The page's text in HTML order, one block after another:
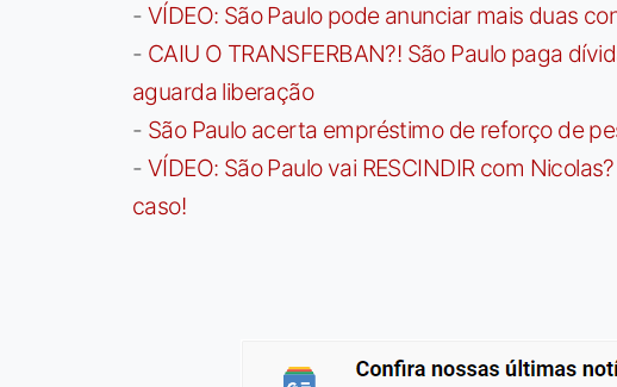
- VÍDEO: São Paulo pode anunciar mais duas
- CAIU O TRANSFERBAN?! São Paulo paga
aguarda liberação
- São Paulo acerta empréstimo de reforço de
- VÍDEO: São Paulo vai RESCINDIR com
caso!